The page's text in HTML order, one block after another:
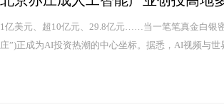
1亿美元、超10亿元、29.8亿元……当一笔笔真金白银
庄”)正成为AI投资热潮的中心坐标。据悉，AI视频与